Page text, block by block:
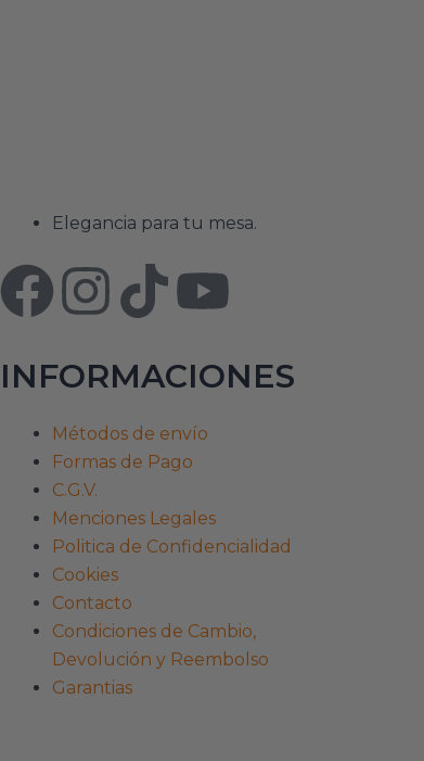
Elegancia para tu mesa.
F
c
e
b
o
o
k
I
s
t
a
g
r
a
T
k
t
o
k
Y
u
t
u
b
e
INFORMACIONES
Métodos de envío
Formas de Pago
C.G.V.
Menciones Legales
Politica de Confidencialidad
Cookies
Contacto
Condiciones de Cambio,
Devolución y Reembolso
Garantias